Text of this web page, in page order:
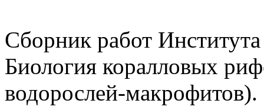
Сборник работ
Биология коралловых
водорослей-макрофитов).